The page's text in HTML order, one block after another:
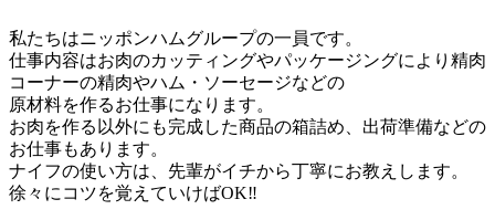
私たちはニッポンハムグループの一員です。
仕事内容はお肉のカッティングやパッケージングにより精肉
コーナーの精肉やハム・ソーセージなどの
原材料を作るお仕事になります。
お肉を作る以外にも完成した商品の箱詰め、出荷準備などの
お仕事もあります。
ナイフの使い方は、先輩がイチから丁寧にお教えします。
徐々にコツを覚えていけばOK‼